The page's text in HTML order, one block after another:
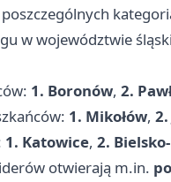
w województwie
1. Boronów, 2.
1. Mikołów,
1. Katowice, 2.
otwierają m.in.